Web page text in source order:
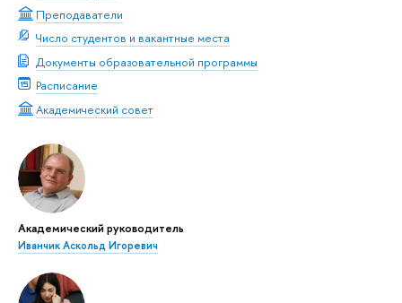
Преподаватели
Число студентов и вакантные места
Документы образовательной программы
Расписание
Академический совет
Академический руководитель
Иванчик Аскольд Игоревич